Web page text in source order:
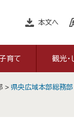
本文へ
育て 観光・
> 県央広域本部総務部